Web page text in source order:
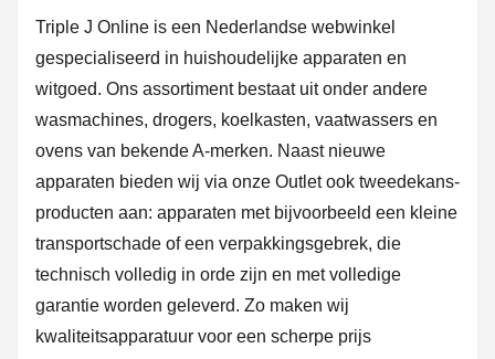
Triple J Online is een Nederlandse webwinkel
gespecialiseerd in huishoudelijke apparaten en
witgoed. Ons assortiment bestaat uit onder andere
wasmachines, drogers, koelkasten, vaatwassers en
ovens van bekende A-merken. Naast nieuwe
apparaten bieden wij via onze Outlet ook tweedekans-
producten aan: apparaten met bijvoorbeeld een kleine
transportschade of een verpakkingsgebrek, die
technisch volledig in orde zijn en met volledige
garantie worden geleverd. Zo maken wij
kwaliteitsapparatuur voor een scherpe prijs